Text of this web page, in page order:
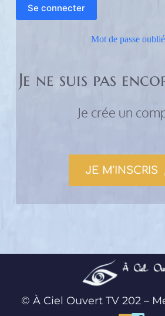
Mot de passe
Je ne suis pas
Je crée un
JE M'INSCRIS
© À Ciel Ouvert TV 202 –